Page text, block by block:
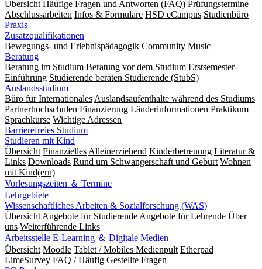
Übersicht Häufige Fragen und Antworten (FAQ) Prüfungstermine
Abschlussarbeiten Infos & Formulare HSD eCampus Studienbüro
Praxis
Zusatzqualifikationen
Bewegungs- und Erlebnispädagogik Community Music
Beratung
Beratung im Studium Beratung vor dem Studium Erstsemester-
Einführung Studierende beraten Studierende (StubS)
Auslandsstudium
Büro für Internationales Auslandsaufenthalte während des Studiums
Partnerhochschulen Finanzierung Länderinformationen Praktikum
Sprachkurse Wichtige Adressen
Barrierefreies Studium
Studieren mit Kind
Übersicht Finanzielles Alleinerziehend Kinderbetreuung Literatur &
Links Downloads Rund um Schwangerschaft und Geburt Wohnen
mit Kind(ern)
Vorlesungszeiten ＆ Termine
Lehrgebiete
Wissenschaftliches Arbeiten & Sozialforschung (WAS)
Übersicht Angebote für Studierende Angebote für Lehrende Über
uns Weiterführende Links
Arbeitsstelle E-Learning ＆ Digitale Medien
Übersicht Moodle Tablet / Mobiles Medienpult Etherpad
LimeSurvey FAQ / Häufig Gestellte Fragen